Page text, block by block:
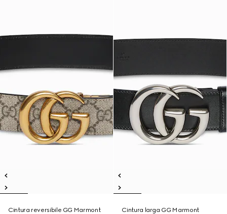
Cintura reversibile GG Marmont
Cintura larga GG Marmont